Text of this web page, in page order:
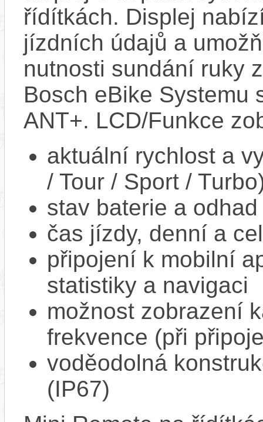
řídítkách. Displej
jízdních údajů a
nutnosti sundání ruky
Bosch eBike Systemu
ANT+. LCD/Funkce
aktuální rychlost a
/ Tour / Sport /
stav baterie a
čas jízdy, denní a
připojení k mobilní
statistiky a navigaci
možnost zobrazení
frekvence (při
voděodolná
(IP67)